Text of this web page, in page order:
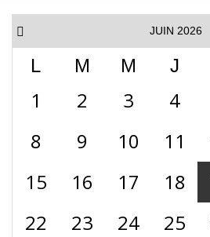
JUIN 2026
L M M J
1 2 3 4
8
9 10 11
15
16 17 18
22
23 24 25